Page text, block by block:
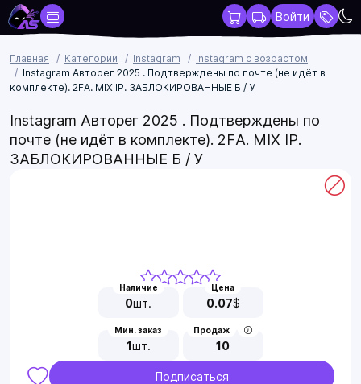
Войти
Главная Категории Instagram
Instagram с возрастом
Instagram Авторег 2025 . Подтверждены по почте (не идёт в
комплекте). 2FA. MIX IP. ЗАБЛОКИРОВАННЫЕ Б / У
Instagram Авторег 2025 . Подтверждены по
почте (не идёт в комплекте). 2FA. MIX IP.
ЗАБЛОКИРОВАННЫЕ Б / У
Наличие
0шт.
Цена
0.07$
Мин. заказ
1шт.
Продаж
10
Подписаться